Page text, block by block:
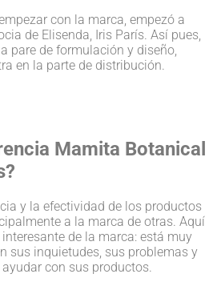
con la marca, empezó a
de Elisenda, Iris París. Así pues,
pare de formulación y diseño,
en la parte de distribución.
Mamita Botanical
y la efectividad de los productos
a la marca de otras. Aquí
de la marca: está muy
sus inquietudes, sus problemas y
con sus productos.